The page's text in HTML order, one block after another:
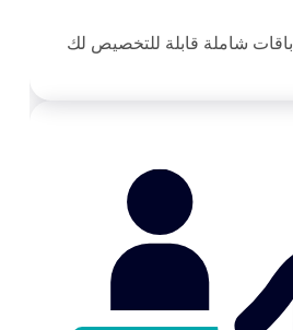
باقات شاملة قابلة للتخصيص لك